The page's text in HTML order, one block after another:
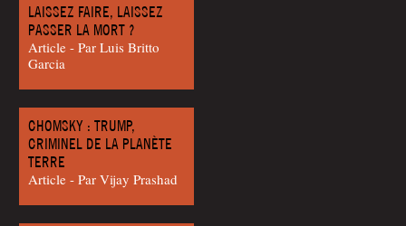
LAISSEZ FAIRE, LAISSEZ
PASSER LA MORT ?
Article - Par Luis Brit­to
Garcia
CHOMSKY : TRUMP,
CRIMINEL DE LA PLANÈTE
TERRE
Article - Par Vijay Prashad